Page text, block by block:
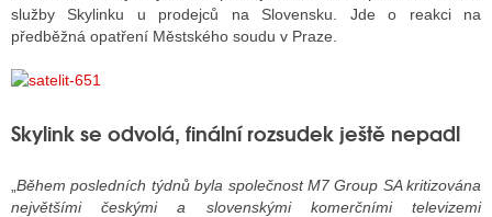
VYSÍLAČE
VYSÍLAČE
služby Skylinku u prodejců na Slovensku. Jde o reakci na
předběžná opatření Městského soudu v Praze.
Skylink se odvolá, finální rozsudek ještě nepadl
Během posledních týdnů byla společnost M7 Group SA kritizována
největšími českými a slovenskými komerčními televizemi